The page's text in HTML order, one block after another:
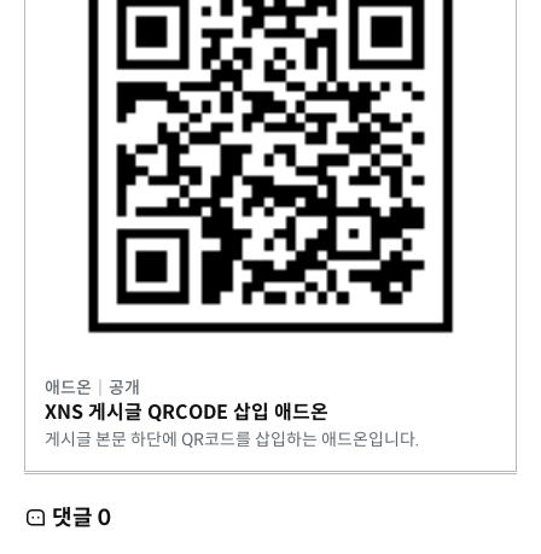
애드온 공개
XNS 게시글 QRCODE 삽입 애드온
게시글 본문 하단에 QR코드를 삽입하는 애드온입니다.
댓글 0